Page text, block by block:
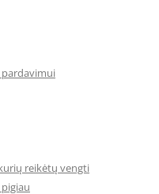
reikėtų vengti